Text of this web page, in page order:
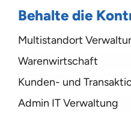
Behalte die
Multistandort
Warenwirtschaft
Kunden- und
Admin IT Verwaltung